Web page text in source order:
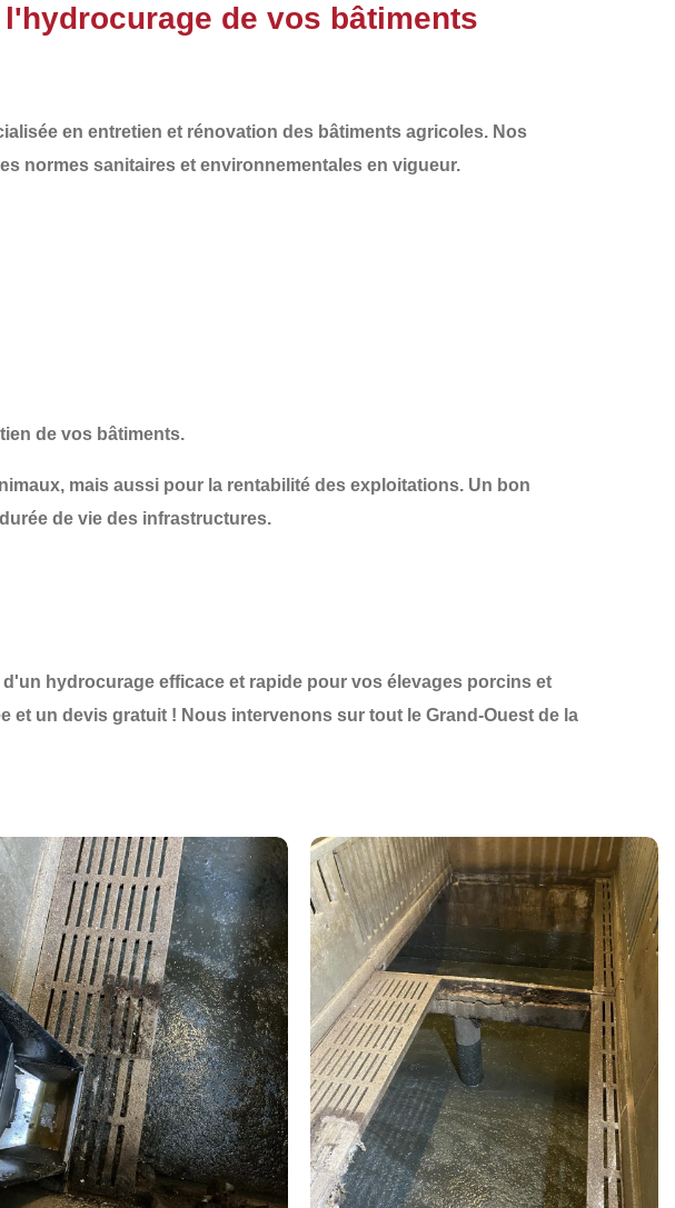
de vos bâtiments
en entretien et rénovation des bâtiments agricoles. Nos
normes sanitaires et environnementales en vigueur.
de vos bâtiments.
, mais aussi pour la rentabilité des exploitations. Un bon
durée de vie des infrastructures.
d'un hydrocurage efficace et rapide pour vos élevages porcins et
et un devis gratuit ! Nous intervenons sur tout le Grand-Ouest de la